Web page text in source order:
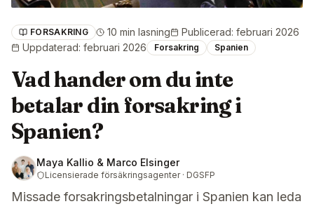
FORSAKRING 10 min lasning Publicerad: februari 2026
Uppdaterad: februari 2026 Forsakring Spanien
Vad hander om du inte
betalar din forsakring i
Spanien?
Maya Kallio & Marco Elsinger
Licensierade försäkringsagenter · DGSFP
Missade forsakringsbetalningar i Spanien kan leda